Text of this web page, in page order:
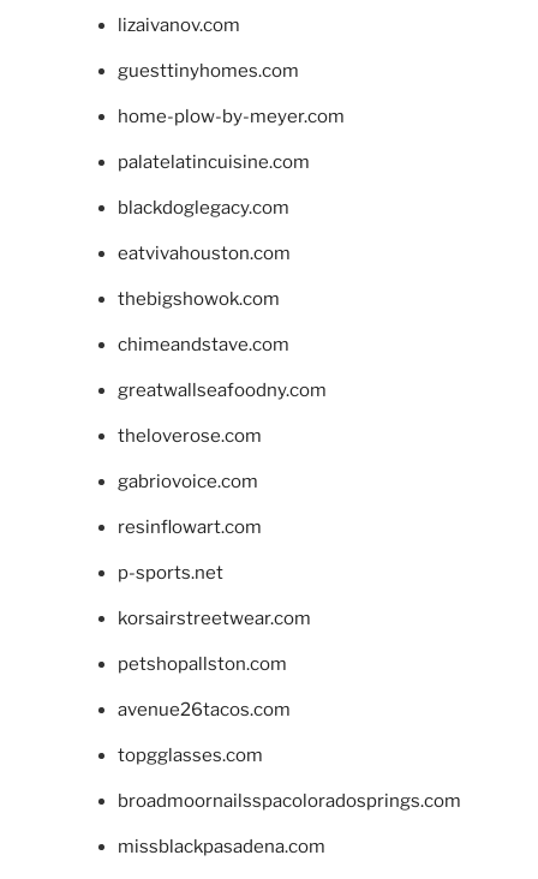
lizaivanov.com
guesttinyhomes.com
home-plow-by-meyer.com
palatelatincuisine.com
blackdoglegacy.com
eatvivahouston.com
thebigshowok.com
chimeandstave.com
greatwallseafoodny.com
theloverose.com
gabriovoice.com
resinflowart.com
p-sports.net
korsairstreetwear.com
petshopallston.com
avenue26tacos.com
topgglasses.com
broadmoornailsspacoloradosprings.com
missblackpasadena.com